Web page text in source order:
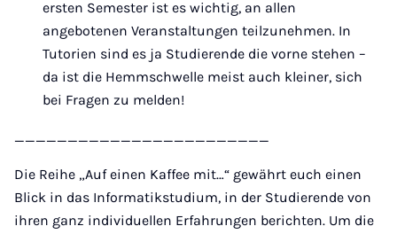
ersten Semester ist es wichtig, an allen
angebotenen Veranstaltungen teilzunehmen. In
Tutorien sind es ja Studierende die vorne stehen –
da ist die Hemmschwelle meist auch kleiner, sich
bei Fragen zu melden!
________________________
Die Reihe „Auf einen Kaffee mit…“ gewährt euch einen
Blick in das Informatikstudium, in der Studierende von
ihren ganz individuellen Erfahrungen berichten. Um die